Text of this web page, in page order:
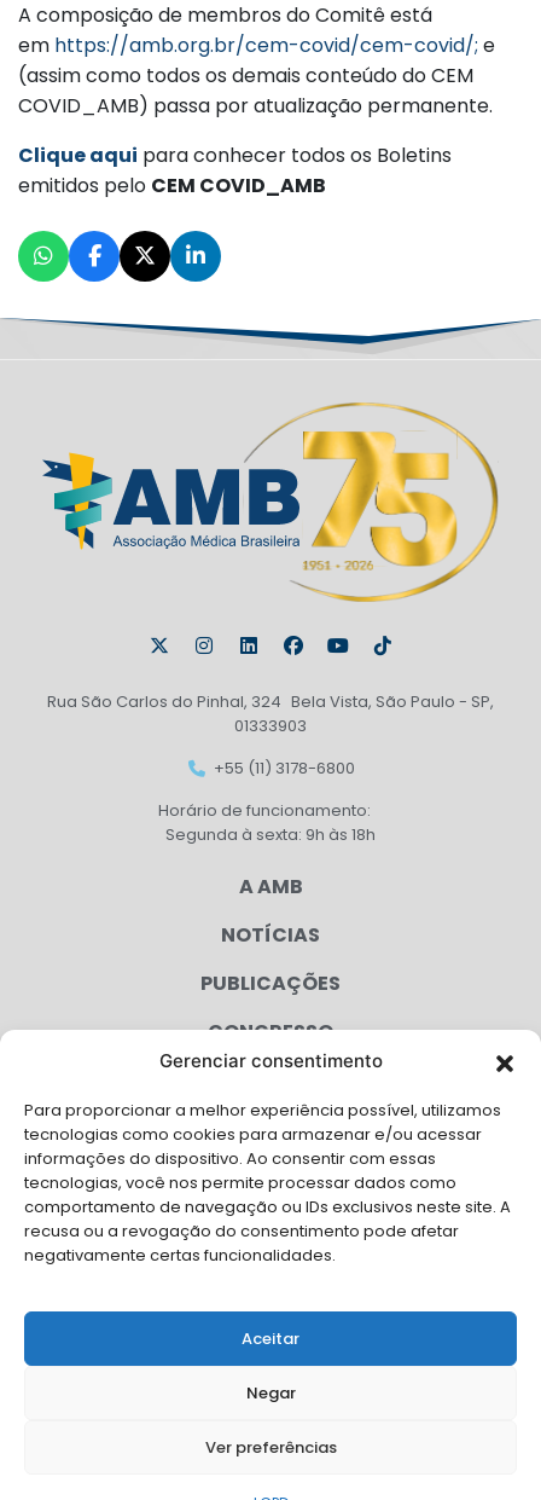
Gerenciar consentimento
Para proporcionar a melhor experiência possível, utilizamos
tecnologias como cookies para armazenar e/ou acessar
informações do dispositivo. Ao consentir com essas
tecnologias, você nos permite processar dados como
comportamento de navegação ou IDs exclusivos neste site. A
recusa ou a revogação do consentimento pode afetar
negativamente certas funcionalidades.
Aceitar
Negar
Ver preferências
A composição de membros do Comitê está
em https://amb.org.br/cem-covid/cem-covid/; e
(assim como todos os demais conteúdo do CEM
COVID_AMB) passa por atualização permanente.
Clique aqui para conhecer todos os Boletins
emitidos pelo CEM COVID_AMB
Rua São Carlos do Pinhal, 324 Bela Vista, São Paulo - SP,
01333903
+55 (11) 3178-6800
Horário de funcionamento:
Segunda à sexta: 9h às 18h
A AMB
NOTÍCIAS
PUBLICAÇÕES
CONGRESSO
CAMPANHAS
SERVIÇOS
FILIADAS
FALE CONOSCO
Solicite Apoio Institucional da AMB para o seu evento